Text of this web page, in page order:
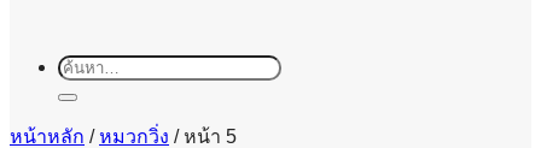
ค้นหา:
หน้าหลัก / หมวกวิ่ง /หน้า 5